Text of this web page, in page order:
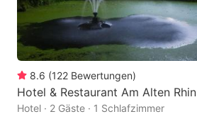
8.6 (122 Bewertungen)
Hotel & Restaurant Am Alten Rhin
Hotel · 2 Gäste · 1 Schlafzimmer